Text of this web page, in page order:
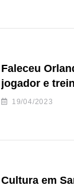
Faleceu
jogador e
de andebol do
19/04/2023
Cultura em